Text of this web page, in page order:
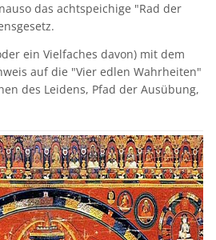
das achtspeichige "Rad der
ein Vielfaches davon) mit dem
auf die "Vier edlen Wahrheiten"
des Leidens, Pfad der Ausübung,